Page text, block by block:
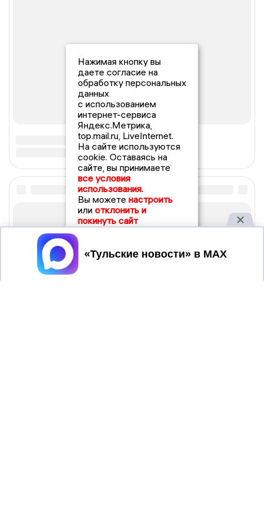
Нажимая кнопку вы
даете согласие на
обработку персональных
данных
с использованием
интернет-сервиса
Яндекс.Метрика,
top.mail.ru, LiveInternet.
На сайте используются
cookie. Оставаясь на
сайте, вы принимаете
все условия
использования.
Вы можете настроить
или отклонить и
покинуть сайт
Принять